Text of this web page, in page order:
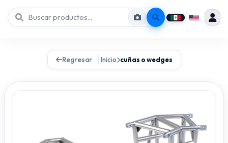
Regresar Inicio cuñas o wedges